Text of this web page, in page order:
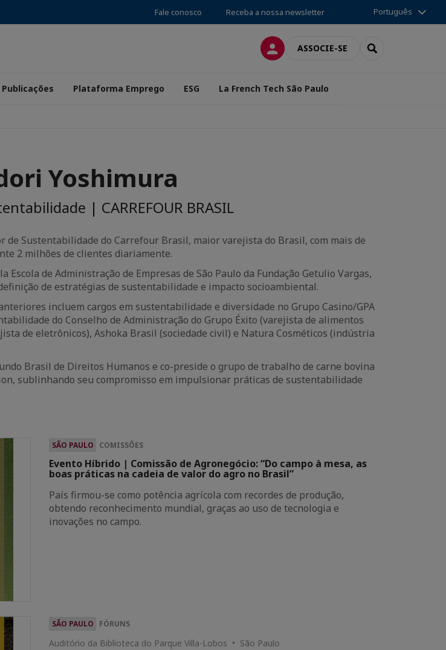
Fale conosco Receba a nossa newsletter Português
CONEXÃOASSOCIE-SE SEARCH
Publicações Plataforma Emprego ESG La French Tech São Paulo
Yoshimura
| CARREFOUR BRASIL
de Sustentabilidade do Carrefour Brasil, maior varejista do Brasil, com mais de
2 milhões de clientes diariamente.
Escola de Administração de Empresas de São Paulo da Fundação Getulio Vargas,
de estratégias de sustentabilidade e impacto socioambiental.
incluem cargos em sustentabilidade e diversidade no Grupo Casino/GPA
do Conselho de Administração do Grupo Éxito (varejista de alimentos
de eletrônicos), Ashoka Brasil (sociedade civil) e Natura Cosméticos (indústria
Brasil de Direitos Humanos e co-preside o grupo de trabalho de carne bovina
sublinhando seu compromisso em impulsionar práticas de sustentabilidade
SÃO PAULO COMISSÕES
Evento Híbrido | Comissão de Agronegócio: “Do campo à mesa, as
boas práticas na cadeia de valor do agro no Brasil”
País firmou-se como potência agrícola com recordes de produção,
obtendo reconhecimento mundial, graças ao uso de tecnologia e
inovações no campo.
SÃO PAULO FÓRUNS
Auditório da Biblioteca do Parque Villa-Lobos • São Paulo